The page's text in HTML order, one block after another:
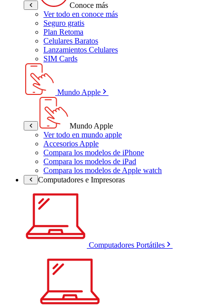
Conoce más
Ver todo en conoce más
Seguro gratis
Plan Retoma
Celulares Baratos
Lanzamientos Celulares
SIM Cards
Mundo Apple
Mundo Apple
Ver todo en mundo apple
Accesorios Apple
Compara los modelos de iPhone
Compara los modelos de iPad
Compara los modelos de Apple watch
Computadores e Impresoras
Computadores Portátiles